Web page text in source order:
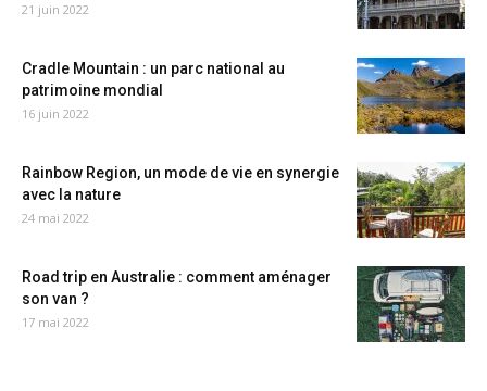
21 juin 2022
Cradle Mountain : un parc national au
patrimoine mondial
16 juin 2022
Rainbow Region, un mode de vie en synergie
avec la nature
24 mai 2022
Road trip en Australie : comment aménager
son van ?
17 mai 2022